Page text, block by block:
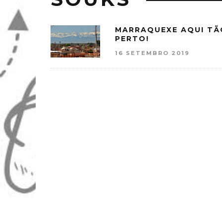
MARRAQUEXE AQUI
PERTO!
16 SETEMBRO 2019